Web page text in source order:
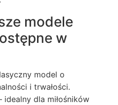
modele
w
model o
i trwałości.
idealny dla miłośników